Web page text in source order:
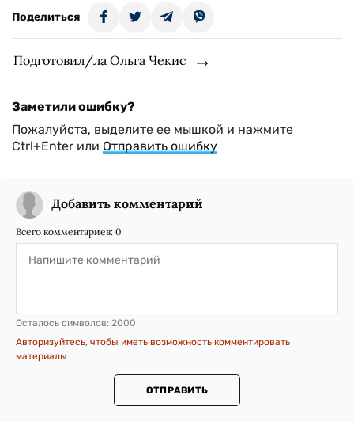
Поделиться
Подготовил/ла Ольга Чекис
Заметили ошибку?
Пожалуйста, выделите ее мышкой и нажмите
Ctrl+Enter или Отправить ошибку
Добавить комментарий
Всего комментариев: 0
Осталось символов: 2000
Авторизуйтесь, чтобы иметь возможность комментировать
материалы
ОТПРАВИТЬ